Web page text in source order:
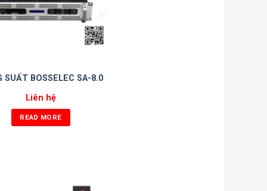
SUẤT BOSSELEC SA-8.0
Liên hệ
READ MORE